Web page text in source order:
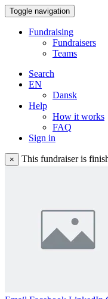
Toggle navigation
Fundraising
Fundraisers
Teams
Search
EN
Dansk
Help
How it works
FAQ
Sign in
× This fundraiser is